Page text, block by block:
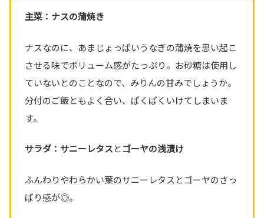
主菜：ナスの蒲焼き
ナスなのに、あまじょっぱいうなぎの蒲焼を思い起こ
させる味でボリューム感がたっぷり。お砂糖は使用し
ていないとのことなので、みりんの甘みでしょうか。
分付のご飯ともよく合い、ぱくぱくいけてしまいま
す。
サラダ： サニーレタスとゴーヤの浅漬け
ふんわりやわらかい葉のサニーレタスとゴーヤのさっ
ぱり感が◎。